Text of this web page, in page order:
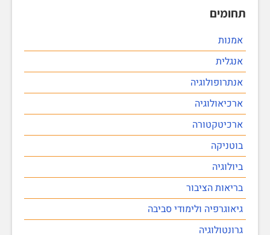
תחומים
אמנות
אנגלית
אנתרופולוגיה
ארכיאולוגיה
ארכיטקטורה
בוטניקה
ביולוגיה
בריאות הציבור
גיאוגרפיה ולימודי סביבה
גרונטולוגיה